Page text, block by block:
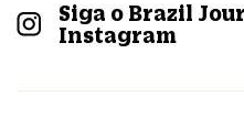
Siga o Brazil
Instagram